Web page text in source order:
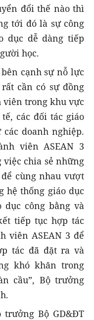
đổi thế nào thì
tới đó là sự công
dục dễ dàng tiếp
học.
cạnh sự nỗ lực
cần có sự đồng
viên trong khu vực
các đối tác giáo
doanh nghiệp.
viên ASEAN 3
việc chia sẻ những
cùng nhau vượt
hệ thống giáo dục
công bằng và
tiếp tục hợp tác
viên ASEAN 3 để
tác đã đặt ra và
khó khăn trong
cầu”, Bộ trưởng
trưởng Bộ GD&ĐT